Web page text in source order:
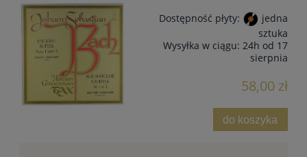
Dostępność płyty:
jedna
sztuka
Wysyłka w ciągu: 24h od 17
sierpnia
58,00 zł
do koszyka